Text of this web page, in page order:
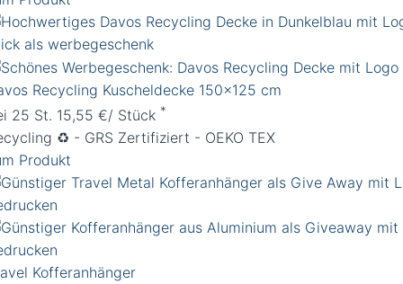
Recycling Kuscheldecke 150x125 cm
25 St. 15,55 €/ Stück *
♻️ - GRS Zertifiziert - OEKO TEX
Produkt
Kofferanhänger